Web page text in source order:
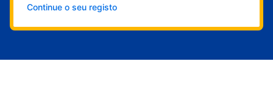
Continue o seu registo